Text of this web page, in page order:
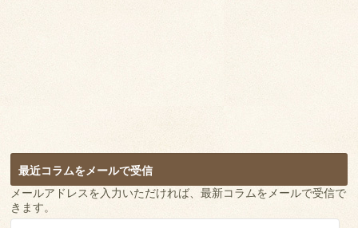
最近コラムをメールで受信
メールアドレスを入力いただければ、最新コラムをメールで受信で
きます。
メ